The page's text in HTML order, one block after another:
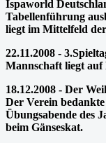
Ispaworld
Tabellenführung
liegt im Mittelfeld
22.11.2008 -
Mannschaft liegt
18.12.2008 - Der
Der Verein
Übungsabende des
beim Gänseskat.